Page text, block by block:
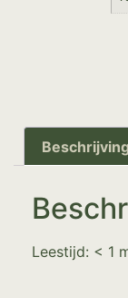
Beschrijving
Leestijd: < 1